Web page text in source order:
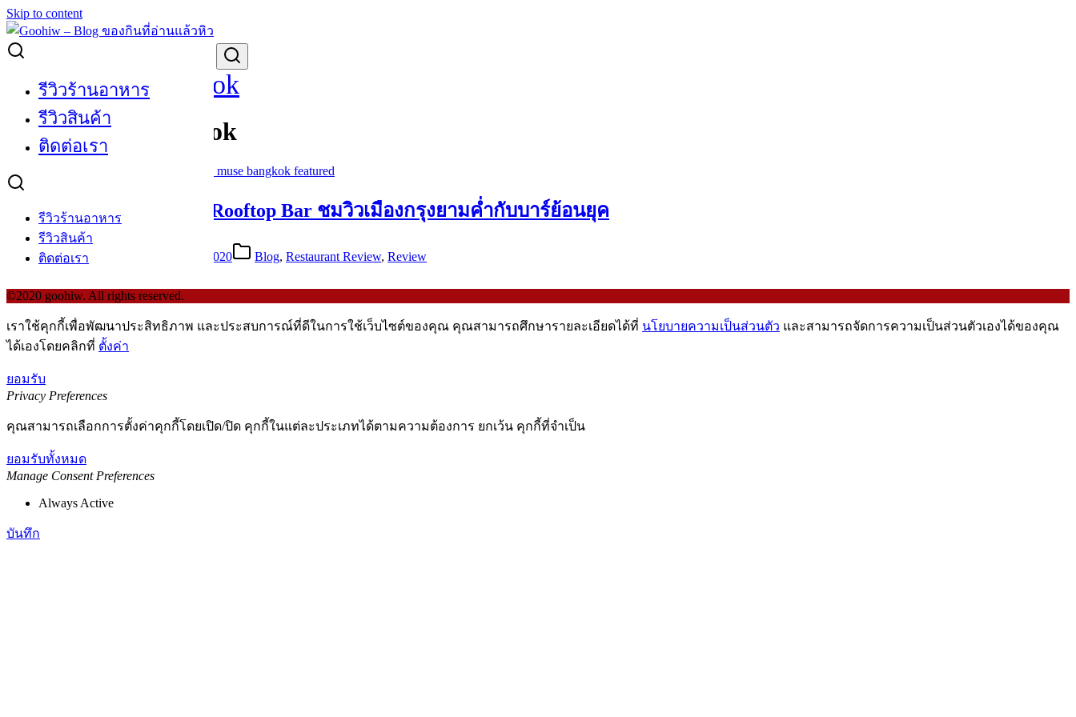
Skip to content
รีวิวร้านอาหาร
รีวิวสินค้า
ติดต่อเรา
รีวิวร้านอาหาร
รีวิวสินค้า
ติดต่อเรา
Search for:
Hotel Muse Bangkok
Hotel Muse Bangkok
[Review] The Speakeasy Rooftop Bar ชมวิวเมืองกรุงยามค่ำกับบาร์ย้อนยุค
November 29, 2018 September 22, 2020 Blog, Restaurant Review, Review
©2020 goohiw. All rights reserved.
เราใช้คุกกี้เพื่อพัฒนาประสิทธิภาพ และประสบการณ์ที่ดีในการใช้เว็บไซต์ของคุณ คุณสามารถศึกษารายละเอียดได้ที่ นโยบายความเป็นส่วนตัว และสามารถจัดการความเป็นส่วนตัวเองได้ของคุณ
ได้เองโดยคลิกที่ ตั้งค่า
ยอมรับ
Privacy Preferences
คุณสามารถเลือกการตั้งค่าคุกกี้โดยเปิด/ปิด คุกกี้ในแต่ละประเภทได้ตามความต้องการ ยกเว้น คุกกี้ที่จำเป็น
ยอมรับทั้งหมด
Manage Consent Preferences
Always Active
บันทึก